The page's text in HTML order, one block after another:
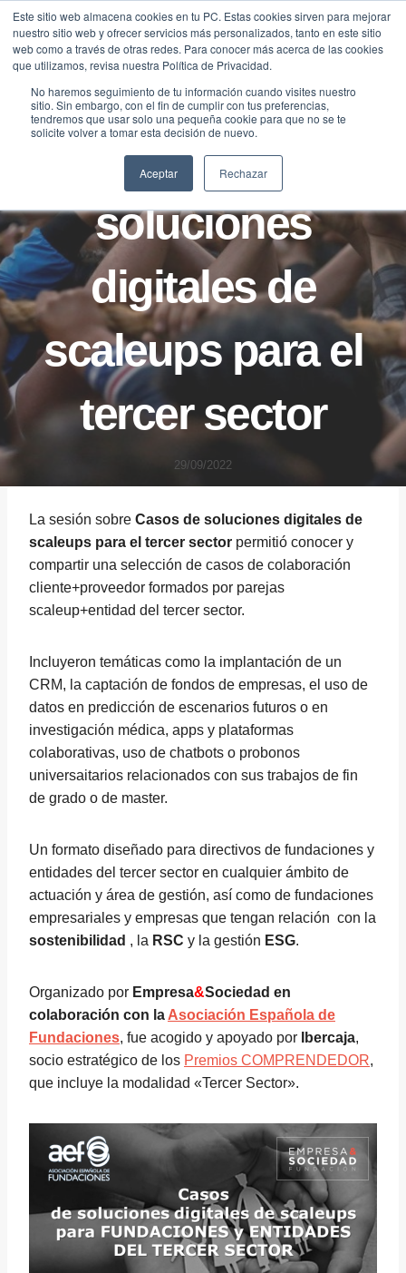
Este sitio web almacena cookies en tu PC. Estas cookies sirven para mejorar
nuestro sitio web y ofrecer servicios más personalizados, tanto en este sitio
web como a través de otras redes. Para conocer más acerca de las cookies
que utilizamos, revisa nuestra Política de Privacidad.
No haremos seguimiento de tu información cuando visites nuestro
sitio. Sin embargo, con el fin de cumplir con tus preferencias,
tendremos que usar solo una pequeña cookie para que no se te
solicite volver a tomar esta decisión de nuevo.
Aceptar Rechazar
Saltar
contenido
NOTICIAS
Casos de
soluciones
digitales de
scaleups para el
tercer sector
29/09/2022
La sesión sobre Casos de soluciones digitales de
scaleups para el tercer sector permitió conocer y
compartir una selección de casos de colaboración
cliente+proveedor formados por parejas
scaleup+entidad del tercer sector.
Incluyeron temáticas como la implantación de un
CRM, la captación de fondos de empresas, el uso de
datos en predicción de escenarios futuros o en
investigación médica, apps y plataformas
colaborativas, uso de chatbots o probonos
universaitarios relacionados con sus trabajos de fin
de grado o de master.
Un formato diseñado para directivos de fundaciones y
entidades del tercer sector en cualquier ámbito de
actuación y área de gestión, así como de fundaciones
empresariales y empresas que tengan relación con la
sostenibilidad , la RSC y la gestión ESG.
Organizado por Empresa&Sociedad en
colaboración con la Asociación Española de
Fundaciones, fue acogido y apoyado por Ibercaja,
socio estratégico de los Premios COMPRENDEDOR,
que incluye la modalidad «Tercer Sector».
Traducir »